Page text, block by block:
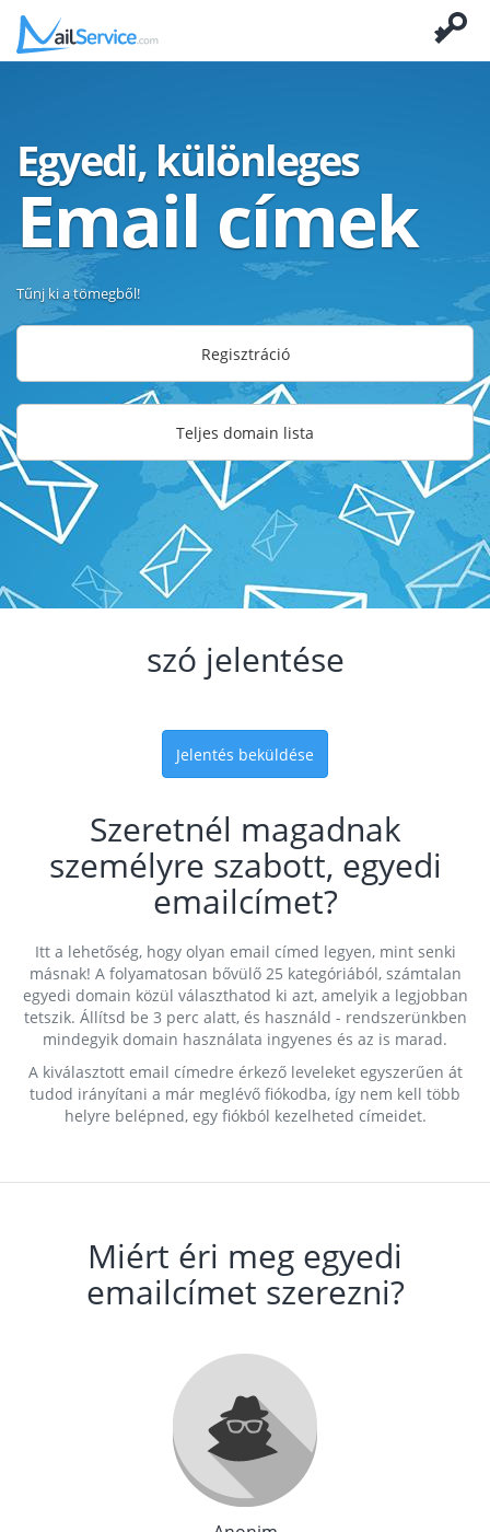
Egyedi, különleges
Email címek
Tűnj ki a tömegből!
Regisztráció
Teljes domain lista
szó jelentése
Jelentés beküldése
Szeretnél magadnak
személyre szabott, egyedi
emailcímet?
Itt a lehetőség, hogy olyan email címed legyen, mint senki
másnak! A folyamatosan bővülő 25 kategóriából, számtalan
egyedi domain közül választhatod ki azt, amelyik a legjobban
tetszik. Állítsd be 3 perc alatt, és használd - rendszerünkben
mindegyik domain használata ingyenes és az is marad.
A kiválasztott email címedre érkező leveleket egyszerűen át
tudod irányítani a már meglévő fiókodba, így nem kell több
helyre belépned, egy fiókból kezelheted címeidet.
Miért éri meg egyedi
emailcímet szerezni?